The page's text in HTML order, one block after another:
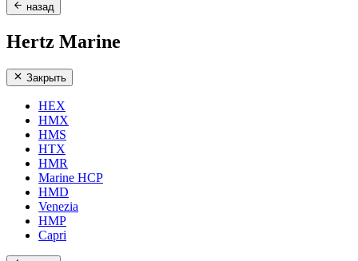
назад
Hertz Marine
Закрыть
HEX
HMX
HMS
HTX
HMR
Marine HCP
HMD
Venezia
HMP
Capri